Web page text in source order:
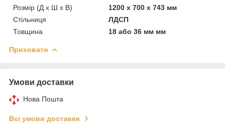
Розмір (Д x Ш x В)
1200 x 700 x 743 мм
Стільниця
ЛДСП
Товщина
18 або 36 мм мм
Приховати
Умови доставки
Нова Пошта
Всі умови доставки